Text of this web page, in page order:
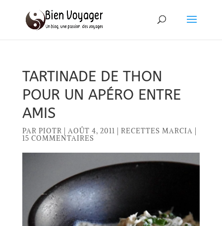
TARTINADE DE THON
POUR UN APÉRO ENTRE
AMIS
PAR PIOTR AOÛT 4, 2011 RECETTES MARCIA
15 COMMENTAIRES